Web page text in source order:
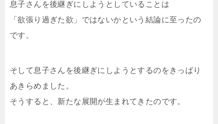
息子さんを後継ぎにしようとしていることは
「欲張り過ぎた欲」ではないかという結論に至ったの
です。
そして息子さんを後継ぎにしようとするのをきっぱり
あきらめました。
そうすると、新たな展開が生まれてきたのです。